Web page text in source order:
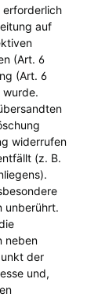
erforderlich
auf
(Art. 6
(Art. 6
wurde.
widerrufen
(z. B.
unberührt.
neben
der
und,